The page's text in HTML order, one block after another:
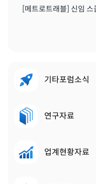
기타포럼소식
연구자료
업계현황자료